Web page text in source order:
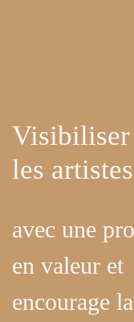
Visibiliser
les
avec une
en valeur et
encourage